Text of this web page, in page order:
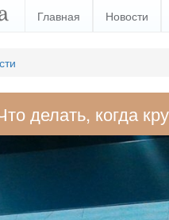
Главная Новости
делать, когда